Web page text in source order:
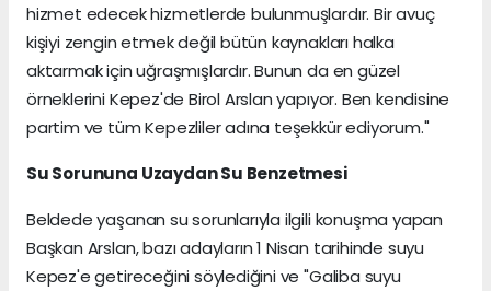
hizmet edecek hizmetlerde bulunmuşlardır. Bir avuç
kişiyi zengin etmek değil bütün kaynakları halka
aktarmak için uğraşmışlardır. Bunun da en güzel
örneklerini Kepez'de Birol Arslan yapıyor. Ben kendisine
partim ve tüm Kepezliler adına teşekkür ediyorum."
Su Sorununa Uzaydan Su Benzetmesi
Beldede yaşanan su sorunlarıyla ilgili konuşma yapan
Başkan Arslan, bazı adayların 1 Nisan tarihinde suyu
Kepez'e getireceğini söylediğini ve "Galiba suyu